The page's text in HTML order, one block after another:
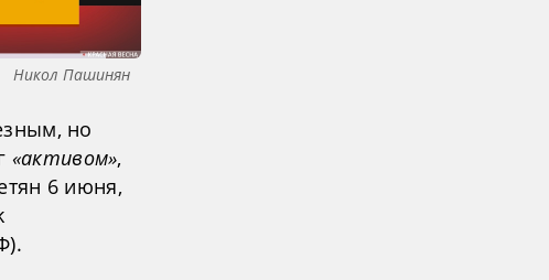
Никол Пашинян
но
«активом»,
6 июня,